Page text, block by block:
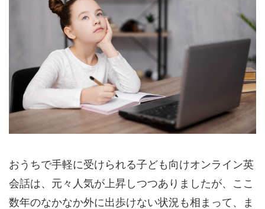
おうちで手軽に受けられる子ども向けオンライン英
会話は、元々人気が上昇しつつありましたが、ここ
数年のなかなか外に出歩けない状況も相まって、ま